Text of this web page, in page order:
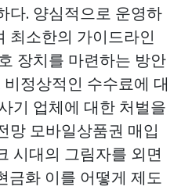
다. 양심적으로 운영하
최소한의 가이드라인
장치를 마련하는 방안
정상적인 수수료에 대
기 업체에 대한 처벌을
망 모바일상품권 매입
시대의 그림자를 외면
금화 이를 어떻게 제도